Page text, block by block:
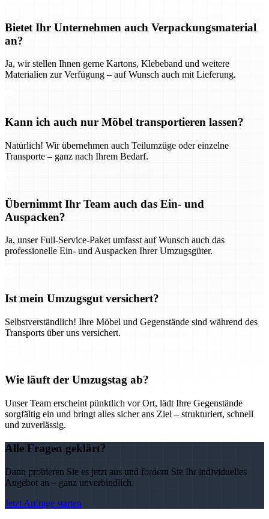
Bietet Ihr Unternehmen auch Verpackungsmaterial
an?
Ja, wir stellen Ihnen gerne Kartons, Klebeband und weitere
Materialien zur Verfügung – auf Wunsch auch mit Lieferung.
Kann ich auch nur Möbel transportieren lassen?
Natürlich! Wir übernehmen auch Teilumzüge oder einzelne
Transporte – ganz nach Ihrem Bedarf.
Übernimmt Ihr Team auch das Ein- und
Auspacken?
Ja, unser Full-Service-Paket umfasst auf Wunsch auch das
professionelle Ein- und Auspacken Ihrer Umzugsgüter.
Ist mein Umzugsgut versichert?
Selbstverständlich! Ihre Möbel und Gegenstände sind während des
Transports über uns versichert.
Wie läuft der Umzugstag ab?
Unser Team erscheint pünktlich vor Ort, lädt Ihre Gegenstände
sorgfältig ein und bringt alles sicher ans Ziel – strukturiert, schnell
und zuverlässig.
Alle Fragen geklärt?
Dann probieren Sie es jetzt aus und fordern Sie Ihr individuelles
Angebot an – ganz unverbindlich.
Jetzt Anfrage starten